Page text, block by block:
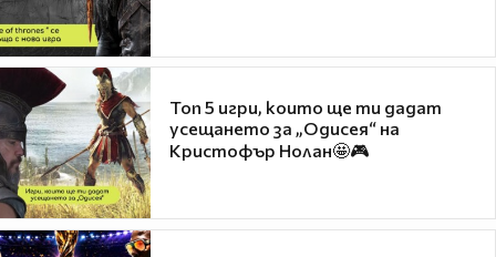
Топ 5 игри, които ще ти дадат
усещането за „Одисея“ на
Кристофър Нолан🤩🎮